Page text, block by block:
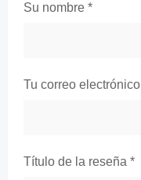
Su nombre *
Tu correo electrónico
Título de la reseña *